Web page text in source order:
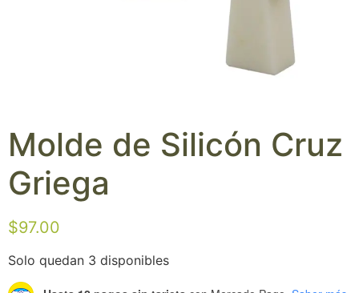
Molde de Silicón Cruz
Griega
$97.00
Solo quedan 3 disponibles